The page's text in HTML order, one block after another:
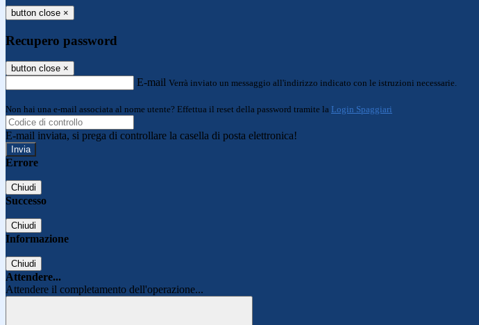
button close ×
Recupero password
button close ×
E-mail Verrà inviato un messaggio all'indirizzo indicato con le istruzioni necessarie.
Non hai una e-mail associata al nome utente? Effettua il reset della password tramite la Login Spaggiari
E-mail inviata, si prega di controllare la casella di posta elettronica!
Errore
Chiudi
Successo
Chiudi
Informazione
Chiudi
Attendere...
Attendere il completamento dell'operazione...